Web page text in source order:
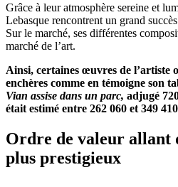
Grâce à leur atmosphère sereine et
Lebasque rencontrent un grand
Sur le marché, ses différentes
marché de l’art.
Ainsi, certaines œuvres de l’artiste
enchères comme en témoigne son
Vian assise dans un parc, adjugé
était estimé entre 262 060 et 349
Ordre de valeur allant
plus prestigieux